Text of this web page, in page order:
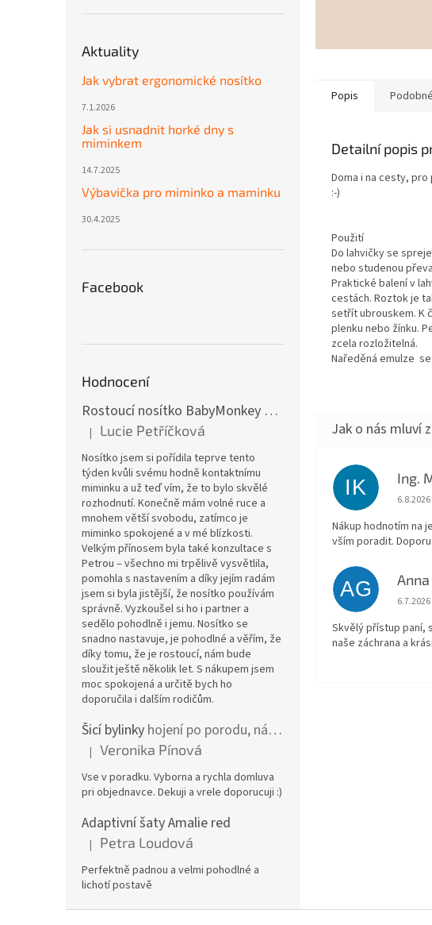
Aktuality
Jak vybrat ergonomické nosítko
7.1.2026
Jak si usnadnit horké dny s
miminkem
14.7.2025
Výbavička pro miminko a maminku
30.4.2025
Facebook
Hodnocení
Rostoucí nosítko BabyMonkey Original Essential - khaki zelené
Hodnocení produktu je 5 z 5 hvězdiček.
| Lucie Petříčková
Nosítko jsem si pořídila teprve tento
týden kvůli svému hodně kontaktnímu
miminku a už teď vím, že to bylo skvělé
rozhodnutí. Konečně mám volné ruce a
mnohem větší svobodu, zatímco je
miminko spokojené a v mé blízkosti.
Velkým přínosem byla také konzultace s
Petrou – všechno mi trpělivě vysvětlila,
pomohla s nastavením a díky jejím radám
jsem si byla jistější, že nosítko používám
správně. Vyzkoušel si ho i partner a
sedělo pohodlně i jemu. Nosítko se
snadno nastavuje, je pohodlné a věřím, že
díky tomu, že je rostoucí, nám bude
sloužit ještě několik let. S nákupem jsem
moc spokojená a určitě bych ho
doporučila i dalším rodičům.
Šicí bylinky hojení po porodu, nástřih a jizvy
Hodnocení produktu je 5 z 5 hvězdiček.
| Veronika Pínová
Vse v poradku. Vyborna a rychla domluva
pri objednavce. Dekuji a vrele doporucuji :)
Adaptivní šaty Amalie red
Hodnocení produktu je 5 z 5 hvězdiček.
| Petra Loudová
Perfektně padnou a velmi pohodlné a
lichotí postavě
Popis
Detailní popis
Doma i na cesty,
:-)
Použití
Do lahvičky se
nebo studenou
Praktické balení v
cestách. Roztok je
setřít ubrouskem. K
plenku nebo žínku.
zcela rozložitelná.
Naředěná emulze
IK Ing.
6.8.2026
Nákup hodnotím na
vším poradit.
AG
6.7.2026
Skvělý přístup paní,
naše záchrana a